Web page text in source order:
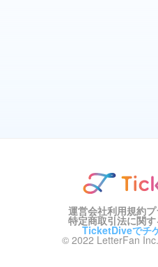
運営会社利用規約
特定商取引法に関
TicketDiveでチ
© 2022 LetterFan